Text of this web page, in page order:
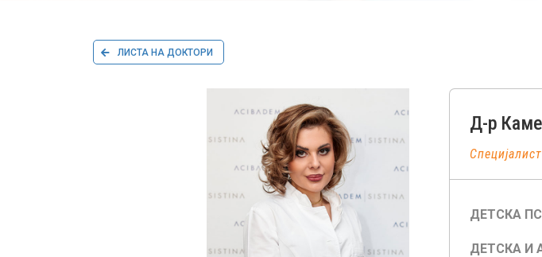
ЛИСТА НА ДОКТОРИ
Д-р
ДЕТСКА
ДЕТСКА И